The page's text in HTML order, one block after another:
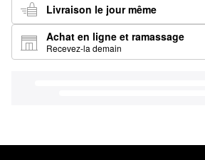
Livraison le jour même
Achat en ligne et ramassage
Recevez-la demain